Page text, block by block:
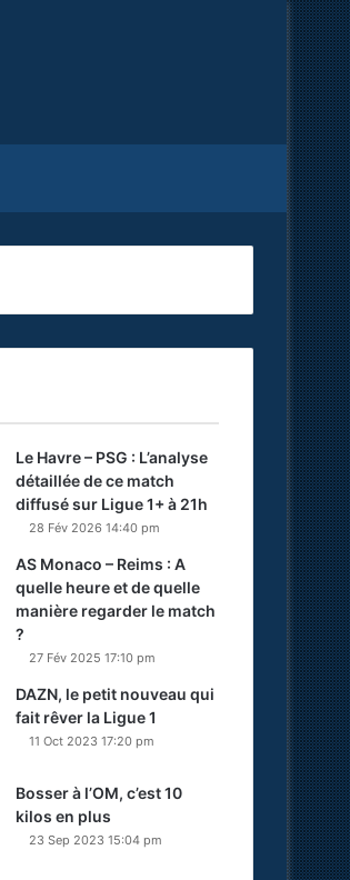
Le Havre – PSG : L’analyse
détaillée de ce match
diffusé sur Ligue 1+ à 21h
28 Fév 2026 14:40 pm
AS Monaco – Reims : A
quelle heure et de quelle
manière regarder le match
?
27 Fév 2025 17:10 pm
DAZN, le petit nouveau qui
fait rêver la Ligue 1
11 Oct 2023 17:20 pm
Bosser à l’OM, c’est 10
kilos en plus
23 Sep 2023 15:04 pm